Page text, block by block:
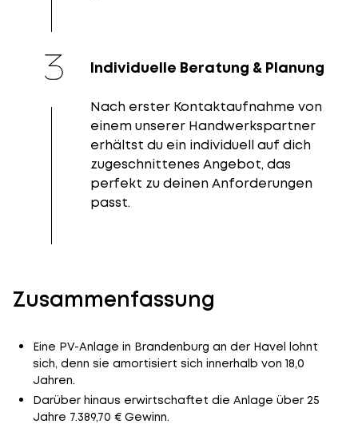
Individuelle Beratung & Planung
Nach erster Kontaktaufnahme von
einem unserer Handwerkspartner
erhältst du ein individuell auf dich
zugeschnittenes Angebot, das
perfekt zu deinen Anforderungen
passt.
Zusammenfassung
Eine PV-Anlage in Brandenburg an der Havel lohnt
sich, denn sie amortisiert sich innerhalb von 18,0
Jahren.
Darüber hinaus erwirtschaftet die Anlage über 25
Jahre 7.389,70 € Gewinn.